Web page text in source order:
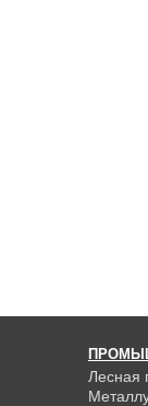
Лесная